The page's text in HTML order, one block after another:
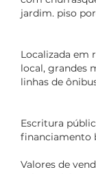
jardim. piso
Localizada em
local, grandes
linhas de
Escritura
financiamento
Valores de